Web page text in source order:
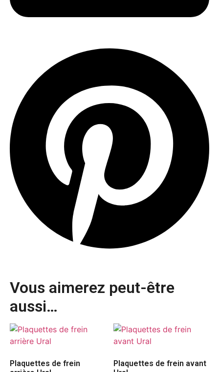
Vous aimerez peut-être
aussi…
Plaquettes de frein
Plaquettes de frein avant